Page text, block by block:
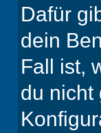
Dafür
dein
Fall ist,
du nicht